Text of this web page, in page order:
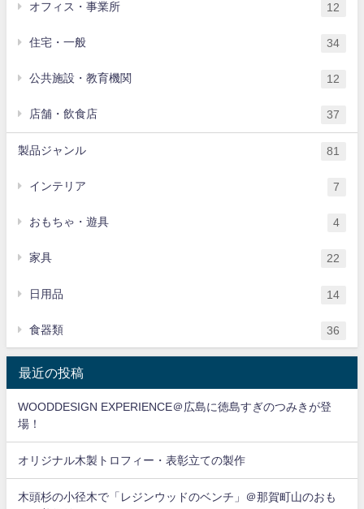
オフィス・事業所 12
住宅・一般 34
公共施設・教育機関 12
店舗・飲食店 37
製品ジャンル 81
インテリア 7
おもちゃ・遊具 4
家具 22
日用品 14
食器類 36
最近の投稿
WOODDESIGN EXPERIENCE＠広島に徳島すぎのつみきが登
場！
オリジナル木製トロフィー・表彰立ての製作
木頭杉の小径木で「レジンウッドのベンチ」＠那賀町山のおも